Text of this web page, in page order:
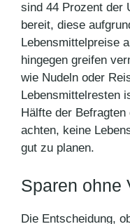
sind 44 Prozent der
bereit, diese
Lebensmittelpreise
hingegen greifen
wie Nudeln oder
Lebensmittelresten
Hälfte der
achten, keine
gut zu planen.
Sparen ohne
Die Entscheidung,